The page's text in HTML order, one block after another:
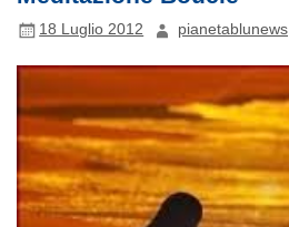
18 Luglio 2012 pianetablunews